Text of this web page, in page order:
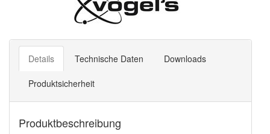
Details Technische Daten Downloads
Produktsicherheit
Produktbeschreibung